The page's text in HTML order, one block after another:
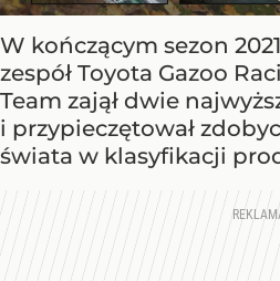
W kończącym sezon
zespół Toyota Gazoo
Team zajął dwie
i przypieczętował
świata w klasyfikacji